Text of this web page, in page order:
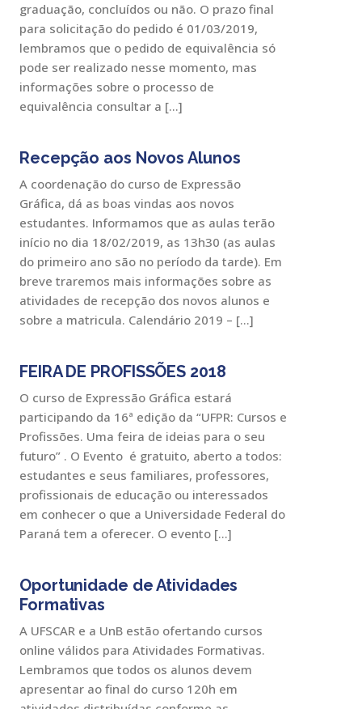
graduação, concluídos ou não. O prazo final
para solicitação do pedido é 01/03/2019,
lembramos que o pedido de equivalência só
pode ser realizado nesse momento, mas
informações sobre o processo de
equivalência consultar a […]
Recepção aos Novos Alunos
A coordenação do curso de Expressão
Gráfica, dá as boas vindas aos novos
estudantes. Informamos que as aulas terão
início no dia 18/02/2019, as 13h30 (as aulas
do primeiro ano são no período da tarde). Em
breve traremos mais informações sobre as
atividades de recepção dos novos alunos e
sobre a matricula. Calendário 2019 – […]
FEIRA DE PROFISSÕES 2018
O curso de Expressão Gráfica estará
participando da 16ª edição da “UFPR: Cursos e
Profissões. Uma feira de ideias para o seu
futuro” . O Evento é gratuito, aberto a todos:
estudantes e seus familiares, professores,
profissionais de educação ou interessados
em conhecer o que a Universidade Federal do
Paraná tem a oferecer. O evento […]
Oportunidade de Atividades
Formativas
A UFSCAR e a UnB estão ofertando cursos
online válidos para Atividades Formativas.
Lembramos que todos os alunos devem
apresentar ao final do curso 120h em